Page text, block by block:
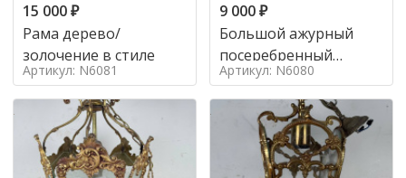
15 000₽
Рама дерево/
золочение в стиле
Артикул: N6081
9 000₽
Большой ажурный
посеребренный
поднос в стиле
Артикул: N6080